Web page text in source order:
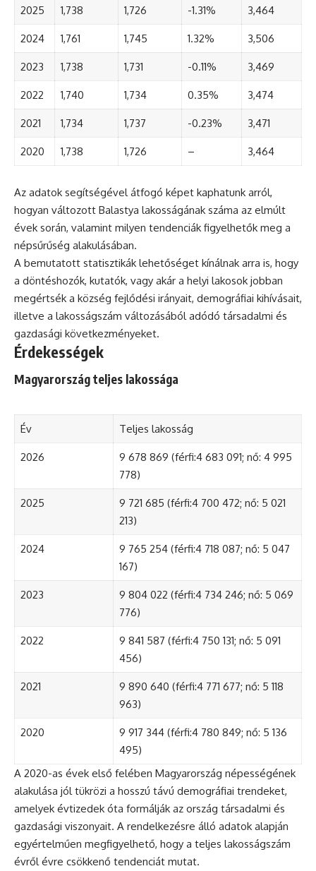
2025 1,738 1,726 -1.31% 3,464
2024 1,761 1,745 1.32% 3,506
2023 1,738 1,731 -0.11% 3,469
2022 1,740 1,734 0.35% 3,474
2021 1,734 1,737 -0.23% 3,471
2020 1,738 1,726 – 3,464
Az adatok segítségével átfogó képet kaphatunk arról,
hogyan változott Balastya lakosságának száma az elmúlt
évek során, valamint milyen tendenciák figyelhetők meg a
népsűrűség alakulásában.
A bemutatott statisztikák lehetőséget kínálnak arra is, hogy
a döntéshozók, kutatók, vagy akár a helyi lakosok jobban
megértsék a község fejlődési irányait, demográfiai kihívásait,
illetve a lakosságszám változásából adódó társadalmi és
gazdasági következményeket.
Érdekességek
Magyarország teljes lakossága
Év Teljes lakosság
2026
9 678 869 (férfi:4 683 091; nő: 4 995
778)
2025
9 721 685 (férfi:4 700 472; nő: 5 021
213)
2024
9 765 254 (férfi:4 718 087; nő: 5 047
167)
2023
9 804 022 (férfi:4 734 246; nő: 5 069
776)
2022
9 841 587 (férfi:4 750 131; nő: 5 091
456)
2021
9 890 640 (férfi:4 771 677; nő: 5 118
963)
2020
9 917 344 (férfi:4 780 849; nő: 5 136
495)
A 2020-as évek első felében Magyarország népességének
alakulása jól tükrözi a hosszú távú demográfiai trendeket,
amelyek évtizedek óta formálják az ország társadalmi és
gazdasági viszonyait. A rendelkezésre álló adatok alapján
egyértelműen megfigyelhető, hogy a teljes lakosságszám
évről évre csökkenő tendenciát mutat.